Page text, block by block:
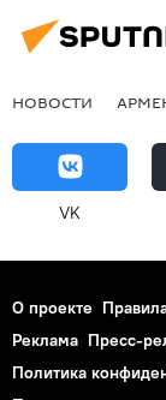
НОВОСТИ
VK
О проекте
Реклама Пресс-
Политика